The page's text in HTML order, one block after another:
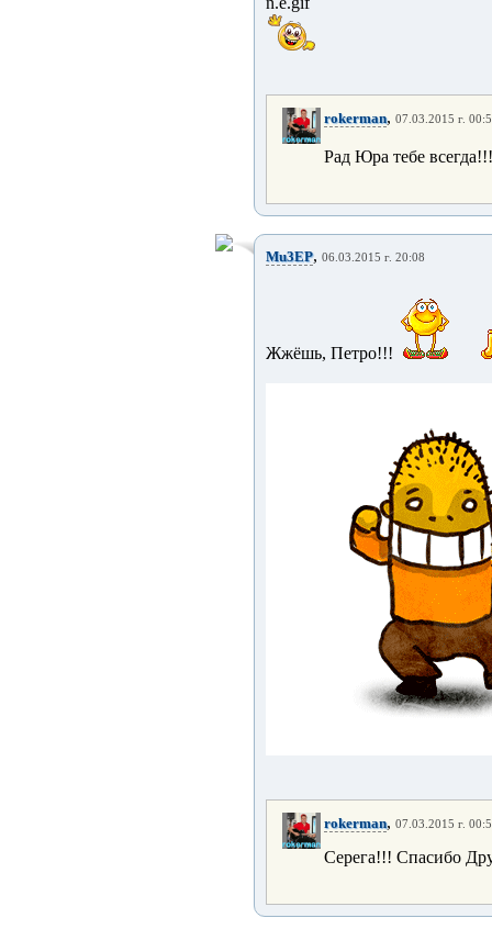
rokerman, 07.03.2015 г.
Рад Юра тебе всегда!!!
Mu3EP, 06.03.2015 г. 20:08
Жжёшь, Петро!!!
rokerman, 07.03.2015 г.
Серега!!! Спасибо